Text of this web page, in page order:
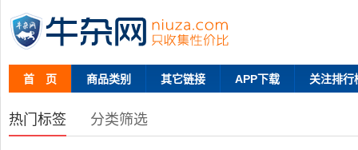
首 页 商品类别 其它链接 APP下载 关注排行
热门标签 分类筛选